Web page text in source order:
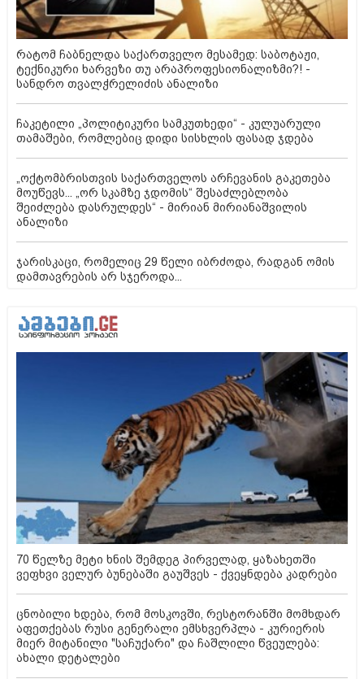
რატომ ჩაბნელდა საქართველო მესამედ: საბოტაჟი,
ტექნიკური ხარვეზი თუ არაპროფესიონალიზმი?! -
სანდრო თვალჭრელიძის ანალიზი
ჩაკეტილი „პოლიტიკური სამკუთხედი“ - კულუარული
თამაშები, რომლებიც დიდი სისხლის ფასად ჯდება
„ოქტომბრისთვის საქართველოს არჩევანის გაკეთება
მოუწევს... „ორ სკამზე ჯდომის“ შესაძლებლობა
შეიძლება დასრულდეს“ - მირიან მირიანაშვილის
ანალიზი
ჯარისკაცი, რომელიც 29 წელი იბრძოდა, რადგან ომის
დამთავრების არ სჯეროდა...
70 წელზე მეტი ხნის შემდეგ პირველად, ყაზახეთში
ვეფხვი ველურ ბუნებაში გაუშვეს - ქვეყნდება კადრები
ცნობილი ხდება, რომ მოსკოვში, რესტორანში მომხდარ
აფეთქებას რუსი გენერალი ემსხვერპლა - კურიერის
მიერ მიტანილი "საჩუქარი" და ჩაშლილი წვეულება:
ახალი დეტალები